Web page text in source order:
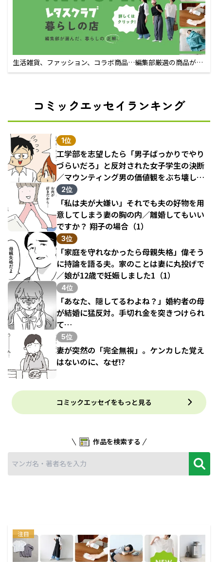
生活雑貨、ファッション、コラボ商品…編集部厳選の商品が買
えるECサイト
コミックエッセイランキング
1位
工学部を志望したら「男子ばっかりでやり
づらいだろ」と反対された女子学生の決断
／マウンティング男の価値観をぶち壊した
結果（1）
2位
「私は夫が大嫌い」それでも夫の好物を用
意してしまう妻の胸の内／離婚してもいい
ですか？ 翔子の場合（1）
3位
「家庭を守れなかったら母親失格」偉そう
に持論を語る夫。家のことは妻に丸投げで
／娘が12歳で妊娠しました1（1）
4位
「あなた、隠してるわよね？」婚約者の母
が結婚に猛反対。手切れ金を突きつけられ
て…
5位
妻が突然の「完全無視」。ケンカした覚え
はないのに、なぜ!?
コミックエッセイをもっと見る
作品を検索する
注目